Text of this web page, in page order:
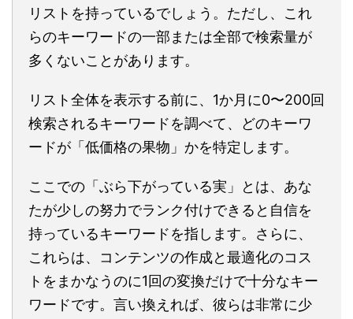
リストを持っているでしょう。ただし、これ
らのキーワードの一部または全部で検索量が
多くないことがあります。
リスト全体を表示する前に、1か月に0〜200回
検索されるキーワードを調べて、どのキーワ
ードが「低価格の果物」かを特定します。
ここでの「ぶら下がっている実」とは、あな
たが少しの努力でランク付けできると自信を
持っているキーワードを指します。さらに、
これらは、コンテンツの作成と最適化のコス
トをまかなうのに1回の変換だけで十分なキー
ワードです。言い換えれば、彼らは非常に少